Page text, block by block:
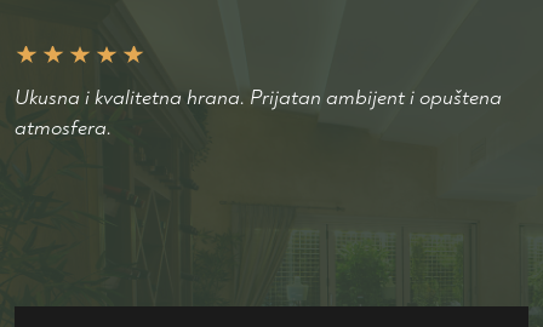
Ukusna i kvalitetna hrana. Prijatan ambijent i opuštena
atmosfera.